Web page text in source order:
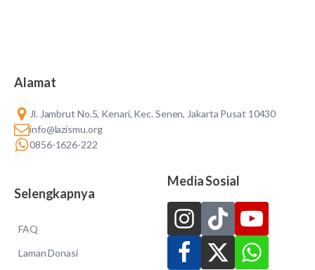
Alamat
Jl. Jambrut No.5, Kenari, Kec. Senen, Jakarta Pusat 10430
info@lazismu.org
0856-1626-222
Selengkapnya
FAQ
Laman Donasi
Media Sosial